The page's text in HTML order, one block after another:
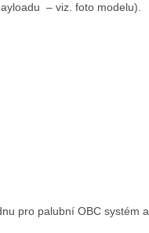
– viz. foto modelu).
pro palubní OBC systém a